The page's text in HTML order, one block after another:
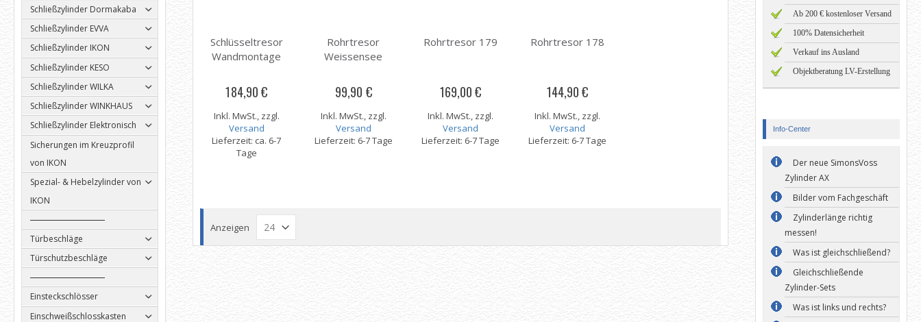
Schlüsseltresor
Wandmontage
184,90 €
Inkl. MwSt., zzgl.
Versand
Lieferzeit: ca. 6-7
Tage
Rohrtresor
Weissensee
99,90 €
Inkl. MwSt., zzgl.
Versand
Lieferzeit: 6-7 Tage
Rohrtresor 179
169,00 €
Inkl. MwSt., zzgl.
Versand
Lieferzeit: 6-7 Tage
Rohrtresor 178
144,90 €
Inkl. MwSt., zzgl.
Versand
Lieferzeit: 6-7 Tage
Anzeigen
Schließzylinder Dormakaba
Schließzylinder EVVA
Schließzylinder IKON
Schließzylinder KESO
Schließzylinder WILKA
Schließzylinder WINKHAUS
Schließzylinder Elektronisch
Sicherungen im Kreuzprofil
von IKON
Spezial- & Hebelzylinder von
IKON
Türbeschläge
Türschutzbeschläge
Einsteckschlösser
Einschweißschlosskasten
Ab 200 € kostenloser Versand
100% Datensicherheit
Verkauf ins Ausland
Objektberatung LV-Erstellung
Info-Center
Der neue SimonsVoss
Zylinder AX
Bilder vom Fachgeschäft
Zylinderlänge richtig
messen!
Was ist gleichschließend?
Gleichschließende
Zylinder-Sets
Was ist links und rechts?